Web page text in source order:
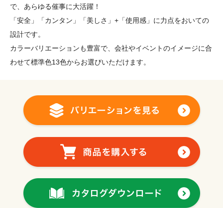
で、あらゆる催事に大活躍！
「安全」「カンタン」「美しさ」+「使用感」に力点をおいての
設計です。
カラーバリエーションも豊富で、会社やイベントのイメージに合
わせて標準色13色からお選びいただけます。